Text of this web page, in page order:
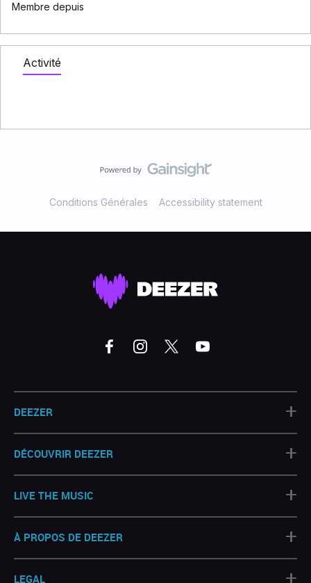
Membre depuis
Activité
Conditions Générales Accessibility statement
DEEZER +
DÉCOUVRIR DEEZER +
LIVE THE MUSIC +
À PROPOS DE DEEZER +
LEGAL +